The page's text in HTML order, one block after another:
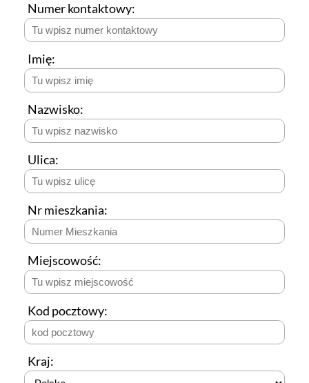
Numer kontaktowy:
Imię:
Nazwisko:
Ulica:
Nr mieszkania:
Miejscowość:
Kod pocztowy:
Kraj: